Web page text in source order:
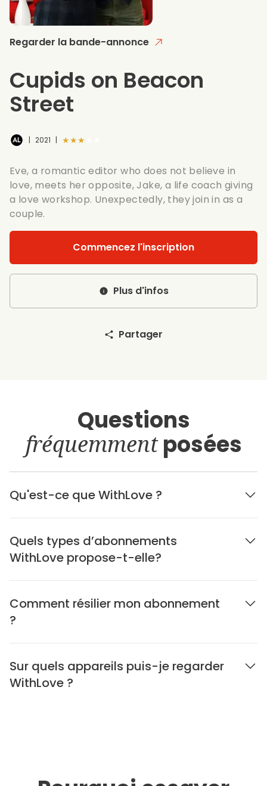
Regarder la bande-annonce
Cupids on Beacon
Street
| 2021 | ★★★★★
Eve, a romantic editor who does not believe in
love, meets her opposite, Jake, a life coach giving
a love workshop. Unexpectedly, they join in as a
couple.
Commencez l'inscription
Plus d'infos
Partager
Questions
fréquemmentposées
Qu'est-ce que WithLove ?
Quels types d’abonnements
WithLove propose-t-elle?
Comment résilier mon abonnement
?
Sur quels appareils puis-je regarder
WithLove ?